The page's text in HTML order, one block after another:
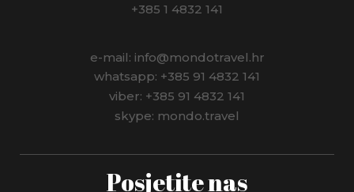
+385 1 4832 141
e-mail: info@mondotravel.hr
whatsapp: +385 91 4832 141
viber: +385 91 4832 141
skype: mondo.travel
Posjetite nas